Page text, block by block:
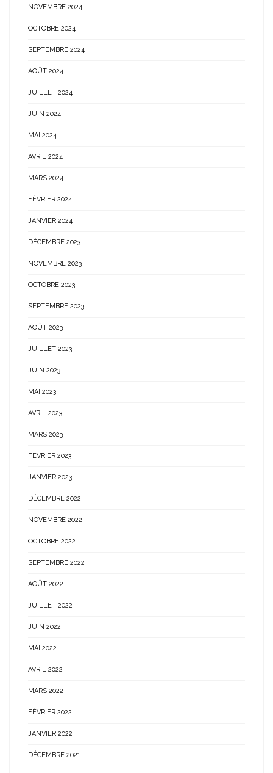
NOVEMBRE 2024
OCTOBRE 2024
SEPTEMBRE 2024
AOÛT 2024
JUILLET 2024
JUIN 2024
MAI 2024
AVRIL 2024
MARS 2024
FÉVRIER 2024
JANVIER 2024
DÉCEMBRE 2023
NOVEMBRE 2023
OCTOBRE 2023
SEPTEMBRE 2023
AOÛT 2023
JUILLET 2023
JUIN 2023
MAI 2023
AVRIL 2023
MARS 2023
FÉVRIER 2023
JANVIER 2023
DÉCEMBRE 2022
NOVEMBRE 2022
OCTOBRE 2022
SEPTEMBRE 2022
AOÛT 2022
JUILLET 2022
JUIN 2022
MAI 2022
AVRIL 2022
MARS 2022
FÉVRIER 2022
JANVIER 2022
DÉCEMBRE 2021